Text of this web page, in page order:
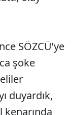
SÖZCÜ’ye
şoke
duyardık,